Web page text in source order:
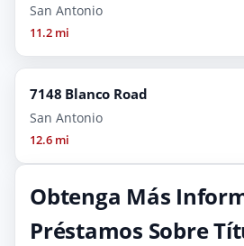
San Antonio
11.2 mi
7148 Blanco Road
San Antonio
12.6 mi
Obtenga Más
Préstamos Sobre